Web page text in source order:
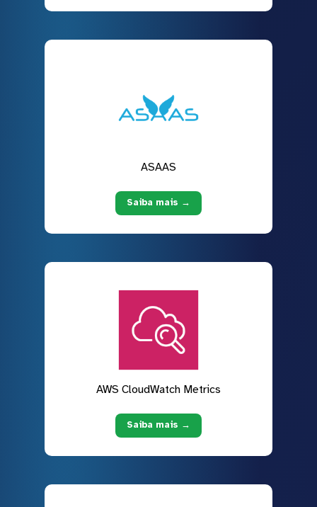
ASAAS
Saiba mais →
AWS CloudWatch Metrics
Saiba mais →